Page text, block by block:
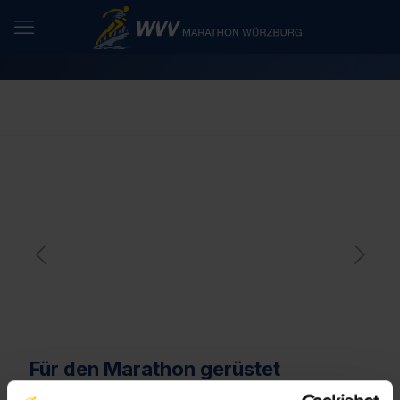
Für den Marathon gerüstet